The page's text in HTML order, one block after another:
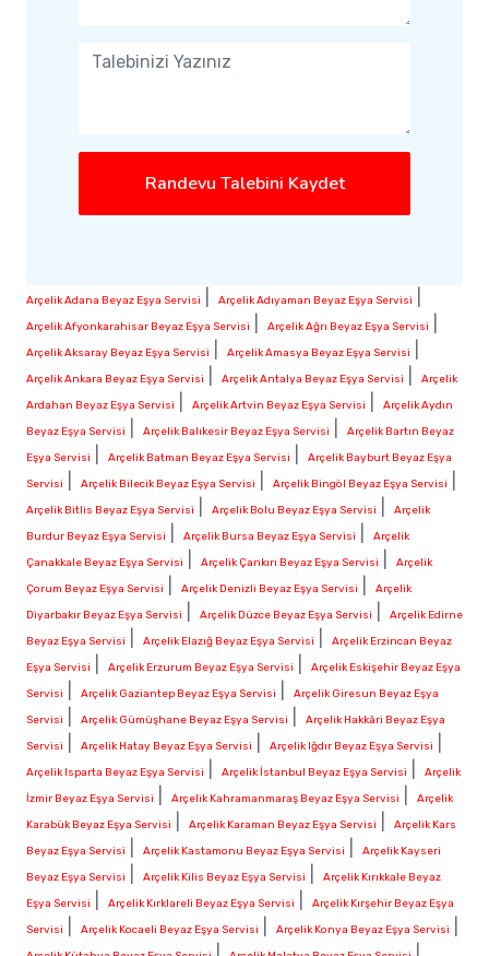
Randevu Talebini Kaydet
Arçelik Adana Beyaz Eşya Servisi Arçelik Adıyaman Beyaz Eşya Servisi
Arçelik Afyonkarahisar Beyaz Eşya Servisi Arçelik Ağrı Beyaz Eşya Servisi
Arçelik Aksaray Beyaz Eşya Servisi Arçelik Amasya Beyaz Eşya Servisi
Arçelik Ankara Beyaz Eşya Servisi Arçelik Antalya Beyaz Eşya Servisi
Arçelik
Ardahan Beyaz Eşya Servisi
Arçelik Artvin Beyaz Eşya Servisi
Arçelik Aydın
Beyaz Eşya Servisi
Arçelik Balıkesir Beyaz Eşya Servisi
Arçelik Bartın Beyaz
Eşya Servisi
Arçelik Batman Beyaz Eşya Servisi
Arçelik Bayburt Beyaz Eşya
Servisi
Arçelik Bilecik Beyaz Eşya Servisi Arçelik Bingöl Beyaz Eşya Servisi
Arçelik Bitlis Beyaz Eşya Servisi Arçelik Bolu Beyaz Eşya Servisi
Arçelik
Burdur Beyaz Eşya Servisi
Arçelik Bursa Beyaz Eşya Servisi
Arçelik
Çanakkale Beyaz Eşya Servisi
Arçelik Çankırı Beyaz Eşya Servisi
Arçelik
Çorum Beyaz Eşya Servisi
Arçelik Denizli Beyaz Eşya Servisi
Arçelik
Diyarbakır Beyaz Eşya Servisi
Arçelik Düzce Beyaz Eşya Servisi
Arçelik Edirne
Beyaz Eşya Servisi
Arçelik Elazığ Beyaz Eşya Servisi
Arçelik Erzincan Beyaz
Eşya Servisi
Arçelik Erzurum Beyaz Eşya Servisi
Arçelik Eskişehir Beyaz Eşya
Servisi
Arçelik Gaziantep Beyaz Eşya Servisi
Arçelik Giresun Beyaz Eşya
Servisi
Arçelik Gümüşhane Beyaz Eşya Servisi
Arçelik Hakkâri Beyaz Eşya
Servisi
Arçelik Hatay Beyaz Eşya Servisi Arçelik Iğdır Beyaz Eşya Servisi
Arçelik Isparta Beyaz Eşya Servisi Arçelik İstanbul Beyaz Eşya Servisi
Arçelik
İzmir Beyaz Eşya Servisi
Arçelik Kahramanmaraş Beyaz Eşya Servisi
Arçelik
Karabük Beyaz Eşya Servisi
Arçelik Karaman Beyaz Eşya Servisi
Arçelik Kars
Beyaz Eşya Servisi
Arçelik Kastamonu Beyaz Eşya Servisi
Arçelik Kayseri
Beyaz Eşya Servisi
Arçelik Kilis Beyaz Eşya Servisi
Arçelik Kırıkkale Beyaz
Eşya Servisi
Arçelik Kırklareli Beyaz Eşya Servisi
Arçelik Kırşehir Beyaz Eşya
Servisi
Arçelik Kocaeli Beyaz Eşya Servisi Arçelik Konya Beyaz Eşya Servisi